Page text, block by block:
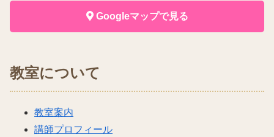
Googleマップで見る
教室について
教室案内
講師プロフィール